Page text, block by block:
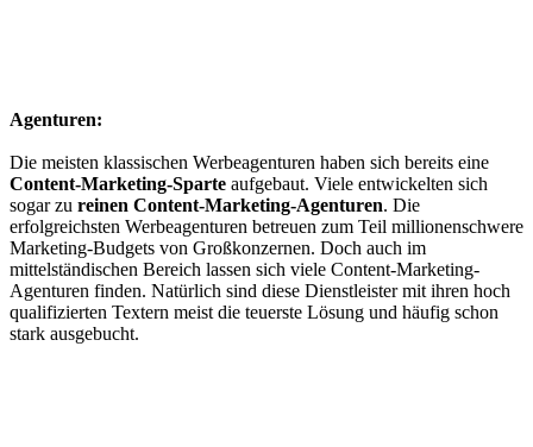
Agenturen:
Die meisten klassischen Werbeagenturen haben sich bereits eine
Content-Marketing-Sparte aufgebaut. Viele entwickelten sich
sogar zu reinen Content-Marketing-Agenturen. Die
erfolgreichsten Werbeagenturen betreuen zum Teil millionenschwere
Marketing-Budgets von Großkonzernen. Doch auch im
mittelständischen Bereich lassen sich viele Content-Marketing-
Agenturen finden. Natürlich sind diese Dienstleister mit ihren hoch
qualifizierten Textern meist die teuerste Lösung und häufig schon
stark ausgebucht.